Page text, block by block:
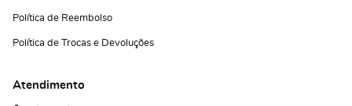
Política de Reembolso
Política de Trocas e Devoluções
Atendimento